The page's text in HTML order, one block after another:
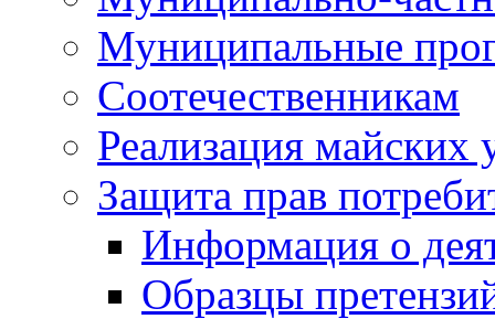
Муниципальные
Соотечественникам
Реализация майских
Защита прав
Информация о
Образцы